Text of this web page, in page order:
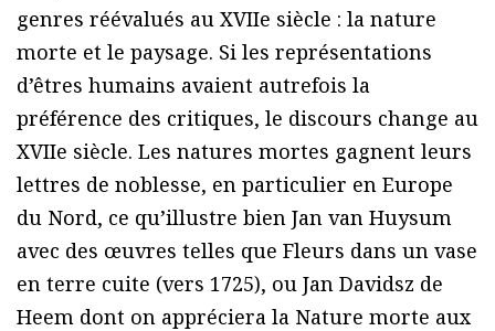
genres réévalués au XVIIe siècle : la nature
morte et le paysage. Si les représentations
d’êtres humains avaient autrefois la
préférence des critiques, le discours change au
XVIIe siècle. Les natures mortes gagnent leurs
lettres de noblesse, en particulier en Europe
du Nord, ce qu’illustre bien Jan van Huysum
avec des œuvres telles que Fleurs dans un vase
en terre cuite (vers 1725), ou Jan Davidsz de
Heem dont on appréciera la Nature morte aux